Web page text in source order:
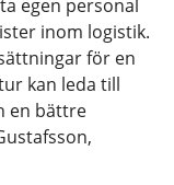
egen personal
inom logistik.
för en
kan leda till
en bättre